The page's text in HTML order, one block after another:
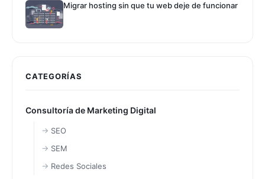
Migrar hosting sin que tu web deje de funcionar
CATEGORÍAS
Consultoría de Marketing Digital
SEO
SEM
Redes Sociales